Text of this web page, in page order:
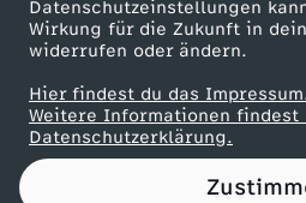
Datenschutzeinstellungen
Wirkung für die Zukunft in
widerrufen oder ändern.
Hier findest du das
Weitere Informationen findest
Datenschutzerklärung.
S
T
A
Partner